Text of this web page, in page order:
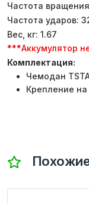
Частота
Частота ударов:
Вес, кг: 1.67
***Аккумулятор
Комплектация:
Чемодан
Крепление на